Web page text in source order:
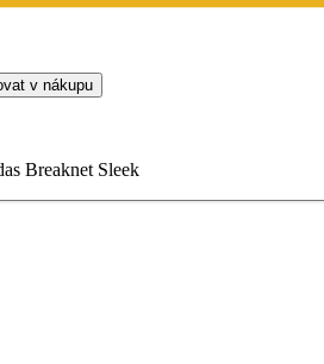
v nákupu
Breaknet Sleek